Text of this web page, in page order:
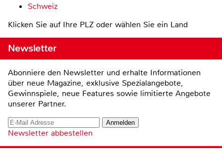
Schweiz
Klicken Sie auf Ihre PLZ oder wählen Sie ein Land
Newsletter
Abonniere den Newsletter und erhalte Informationen
über neue Magazine, exklusive Spezialangebote,
Gewinnspiele, neue Features sowie limitierte Angebote
unserer Partner.
Newsletter abbestellen